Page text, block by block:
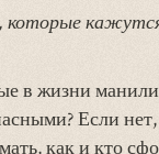
в жизни
Если
как и кто